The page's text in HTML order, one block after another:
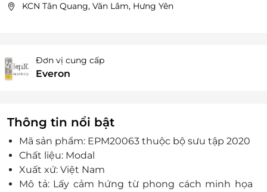
KCN Tân Quang, Văn Lâm, Hưng Yên
Đơn vị cung cấp
Everon
Thông tin nổi bật
Mã sản phẩm: EPM20063 thuộc bộ sưu tập 2020
Chất liệu: Modal
Xuất xứ: Việt Nam
Mô tả: Lấy cảm hứng từ phong cách minh họa